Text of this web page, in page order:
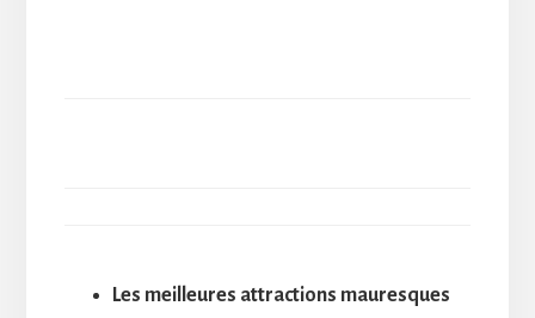
Les meilleures attractions mauresques